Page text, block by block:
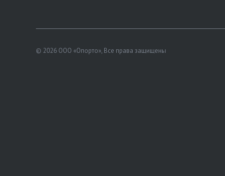
© 2026 ООО «Опорто», Все права защищены